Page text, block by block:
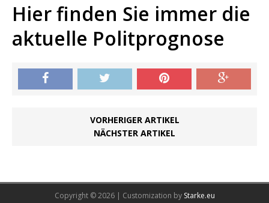
Hier finden Sie immer die
aktuelle Politprognose
VORHERIGER ARTIKEL
NÄCHSTER ARTIKEL
Copyright © 2026 | Customization by Starke.eu